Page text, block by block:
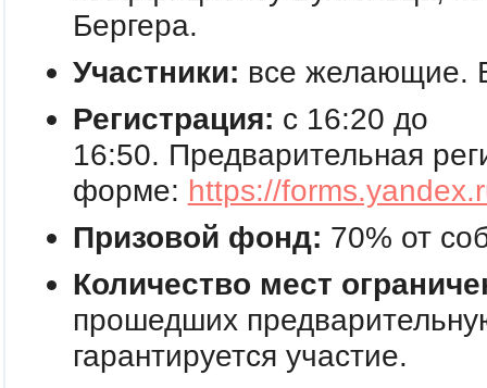
Бергера.
Участники: все желающие.
Регистрация: с 16:20 до
16:50. Предварительная
форме: https://
Призовой фонд: 70% от
Количество мест
прошедших
гарантируется участие.